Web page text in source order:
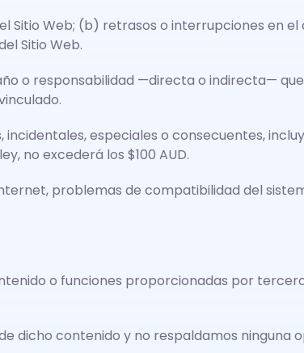
Sitio Web; (b) retrasos o interrupciones en
Sitio Web.
o responsabilidad —directa o indirecta—
especiales o consecuentes,
no excederá los $100 AUD.
problemas de compatibilidad del
o funciones proporcionadas por
dicho contenido y no respaldamos